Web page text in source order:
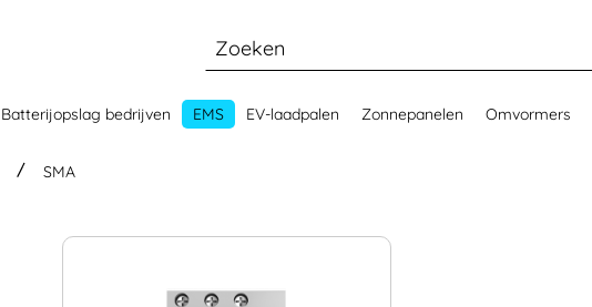
Batterijopslag bedrijven EMS EV-laadpalen Zonnepanelen Omvormers
SMA